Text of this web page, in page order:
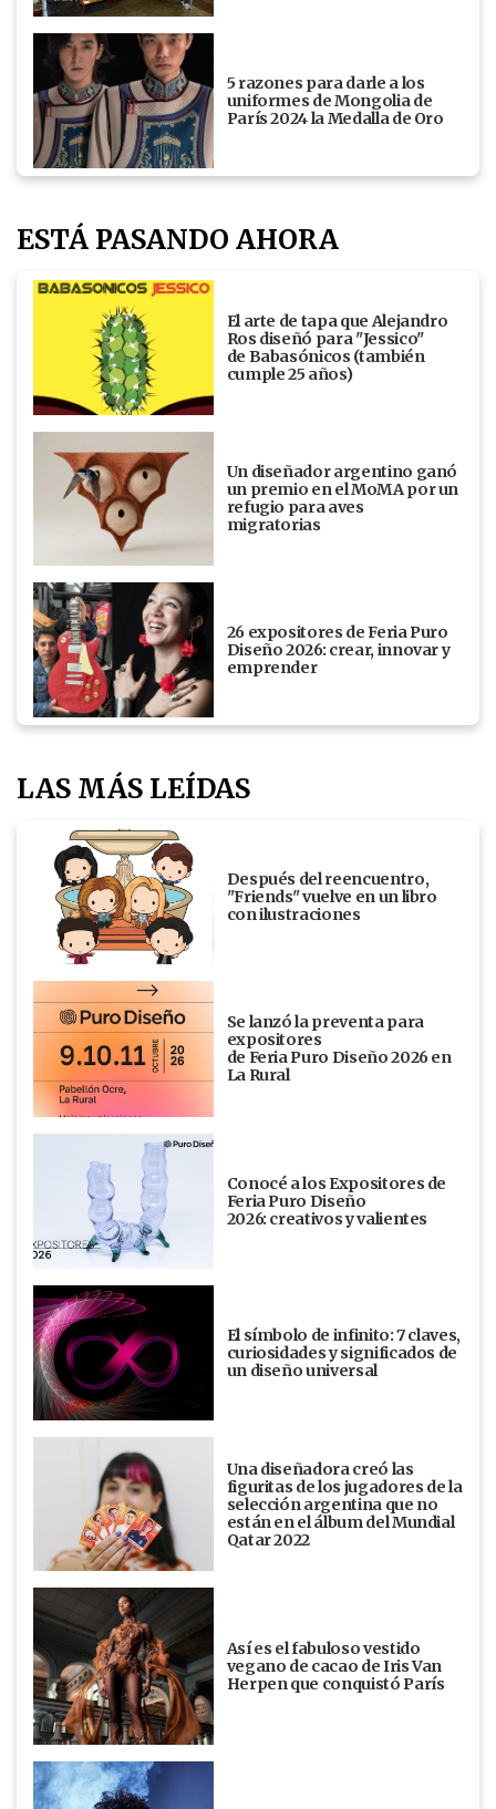
5 razones para darle a los
uniformes de Mongolia de
París 2024 la Medalla de Oro
ESTÁ PASANDO AHORA
El arte de tapa que Alejandro
Ros diseñó para "Jessico"
de Babasónicos (también
cumple 25 años)
Un diseñador argentino ganó
un premio en el MoMA por un
refugio para aves
migratorias
26 expositores de Feria Puro
Diseño 2026: crear, innovar y
emprender
LAS MÁS LEÍDAS
Después del reencuentro,
"Friends" vuelve en un libro
con ilustraciones
Se lanzó la preventa para
expositores
de Feria Puro Diseño 2026 en
La Rural
Conocé a los Expositores de
Feria Puro Diseño
2026: creativos y valientes
El símbolo de infinito: 7 claves,
curiosidades y significados de
un diseño universal
Una diseñadora creó las
figuritas de los jugadores de la
selección argentina que no
están en el álbum del Mundial
Qatar 2022
Así es el fabuloso vestido
vegano de cacao de Iris Van
Herpen que conquistó París